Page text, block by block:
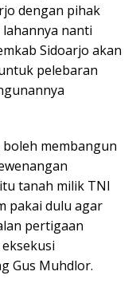
dengan pihak
nanti
Sidoarjo akan
pelebaran
membangun
tanah milik TNI
pakai dulu agar
pertigaan
Gus Muhdlor.